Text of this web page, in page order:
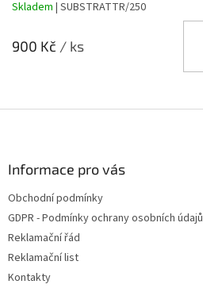
Skladem | SUBSTRATTR/250
900 Kč / ks
Informace pro vás
Obchodní podmínky
GDPR - Podmínky ochrany osobních údajů
Reklamační řád
Reklamační list
Kontakty